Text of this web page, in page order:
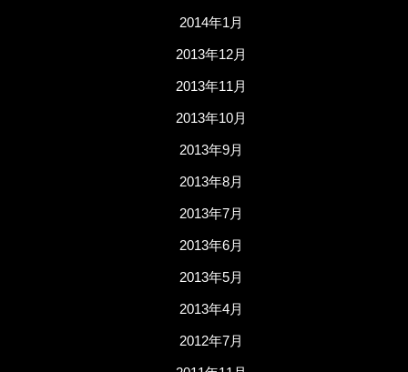
2014年1月
2013年12月
2013年11月
2013年10月
2013年9月
2013年8月
2013年7月
2013年6月
2013年5月
2013年4月
2012年7月